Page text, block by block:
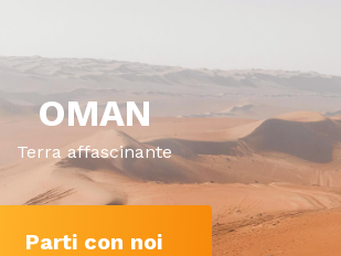
OMAN
Terra affascinante
Parti con noi